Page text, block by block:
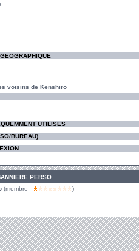
voisins de Kenshiro
UTILISES
BUREAU)
PERSO
(membre - )